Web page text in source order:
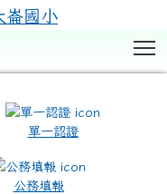
單一認證
公務填報